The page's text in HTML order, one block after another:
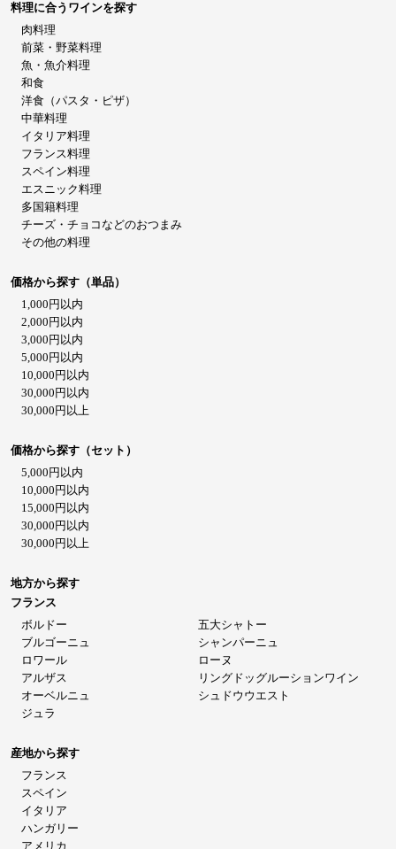
料理に合うワインを探す
肉料理
前菜・野菜料理
魚・魚介料理
和食
洋食（パスタ・ピザ）
中華料理
イタリア料理
フランス料理
スペイン料理
エスニック料理
多国籍料理
チーズ・チョコなどのおつまみ
その他の料理
価格から探す（単品）
1,000円以内
2,000円以内
3,000円以内
5,000円以内
10,000円以内
30,000円以内
30,000円以上
価格から探す（セット）
5,000円以内
10,000円以内
15,000円以内
30,000円以内
30,000円以上
地方から探す
フランス
ボルドー
五大シャトー
ブルゴーニュ
シャンパーニュ
ロワール
ローヌ
アルザス
リングドッグルーションワイン
オーベルニュ
シュドウウエスト
ジュラ
産地から探す
フランス
スペイン
イタリア
ハンガリー
アメリカ